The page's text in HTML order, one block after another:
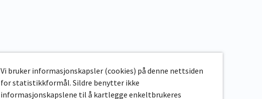
Vi bruker informasjonskapsler (cookies) på denne nettsiden
for statistikkformål. Sildre benytter ikke
informasjonskapslene til å kartlegge enkeltbrukeres